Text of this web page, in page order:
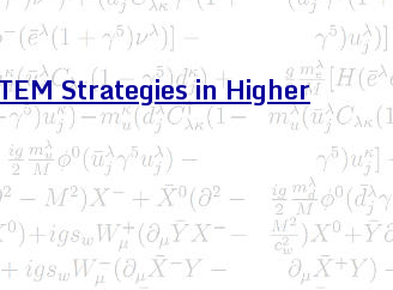
Strategies in Higher